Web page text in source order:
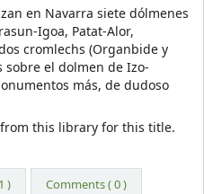
en Navarra siete dólmenes
Igoa, Patat-Alor,
cromlechs (Organbide y
el dolmen de Izo-
más, de dudoso
this library for this title.
) Comments ( 0 )